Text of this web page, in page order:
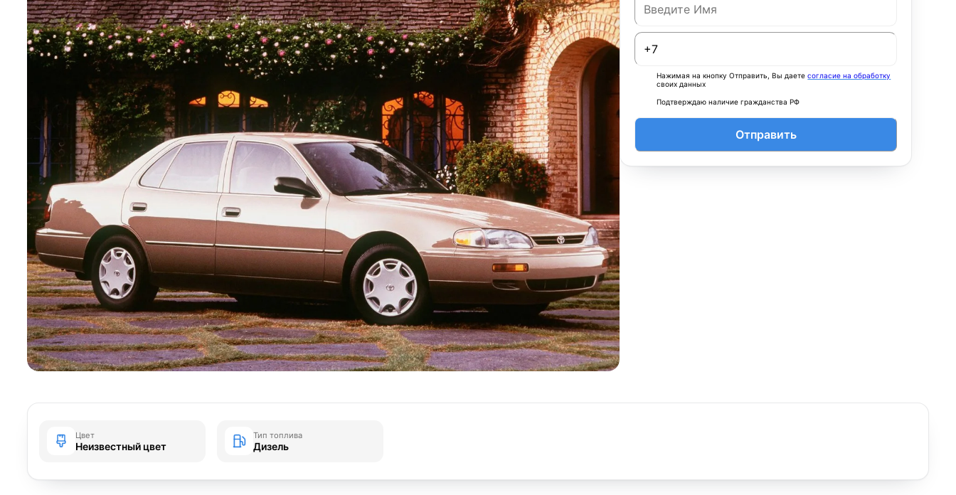
Нажимая на кнопку Отправить, Вы даетесогласие на обработку
своих данных
Подтверждаю наличие гражданства РФ
Отправить
Цвет
Неизвестный цвет
Тип топлива
Дизель